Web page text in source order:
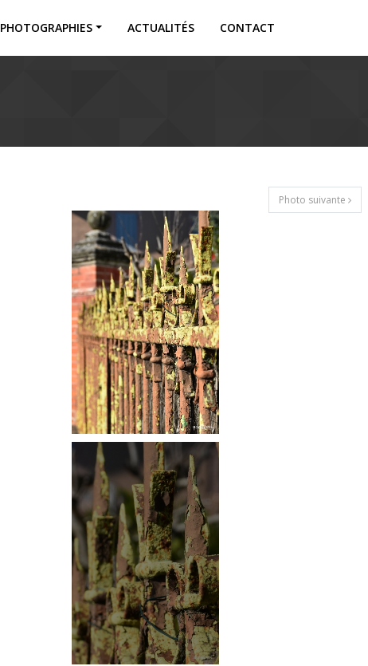
PHOTOGRAPHIES ACTUALITÉS CONTACT
Photo suivante